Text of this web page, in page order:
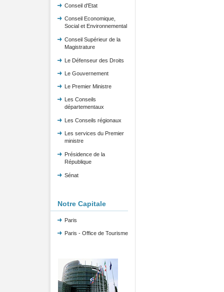
Conseil d'Etat
Conseil Economique,
Social et Environnemental
Conseil Supérieur de la
Magistrature
Le Défenseur des Droits
Le Gouvernement
Le Premier Ministre
Les Conseils
départementaux
Les Conseils régionaux
Les services du Premier
ministre
Présidence de la
République
Sénat
Notre Capitale
Paris
Paris - Office de Tourisme